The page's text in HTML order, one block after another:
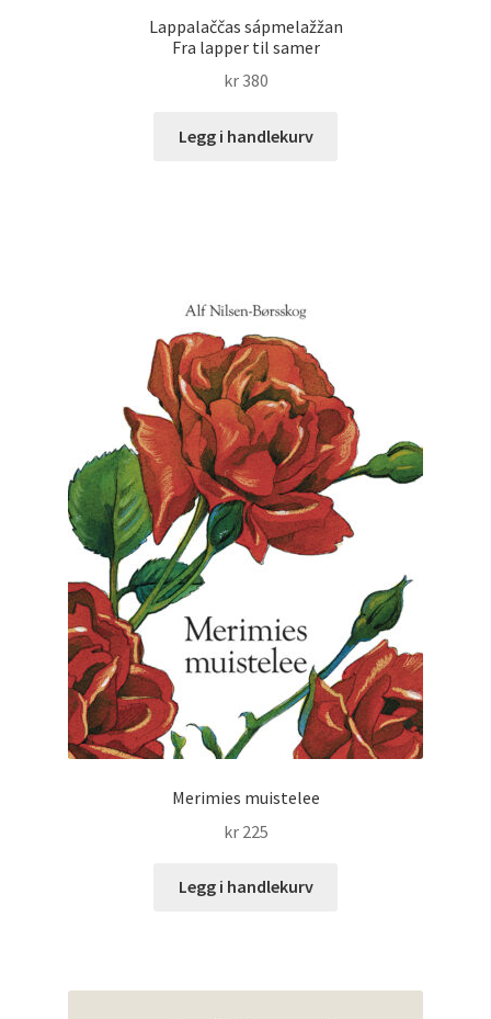
Lappalaččas sápmelažžan
Fra lapper til samer
kr380
Legg i handlekurv
Merimies muistelee
kr225
Legg i handlekurv